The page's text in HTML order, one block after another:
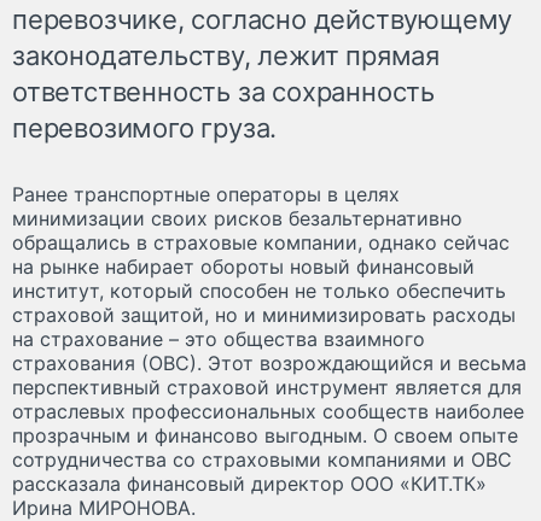
перевозчике, согласно действующему
законодательству, лежит прямая
ответственность за сохранность
перевозимого груза.
Ранее транспортные операторы в целях
минимизации своих рисков безальтернативно
обращались в страховые компании, однако сейчас
на рынке набирает обороты новый финансовый
институт, который способен не только обеспечить
страховой защитой, но и минимизировать расходы
на страхование – это общества взаимного
страхования (ОВС). Этот возрождающийся и весьма
перспективный страховой инструмент является для
отраслевых профессиональных сообществ наиболее
прозрачным и финансово выгодным. О своем опыте
сотрудничества со страховыми компаниями и ОВС
рассказала финансовый директор ООО «КИТ.ТК»
Ирина МИРОНОВА.